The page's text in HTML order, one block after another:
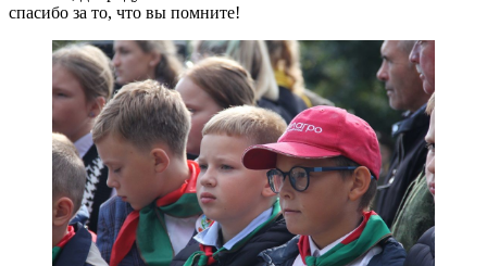
спасибо за то, что вы помните!